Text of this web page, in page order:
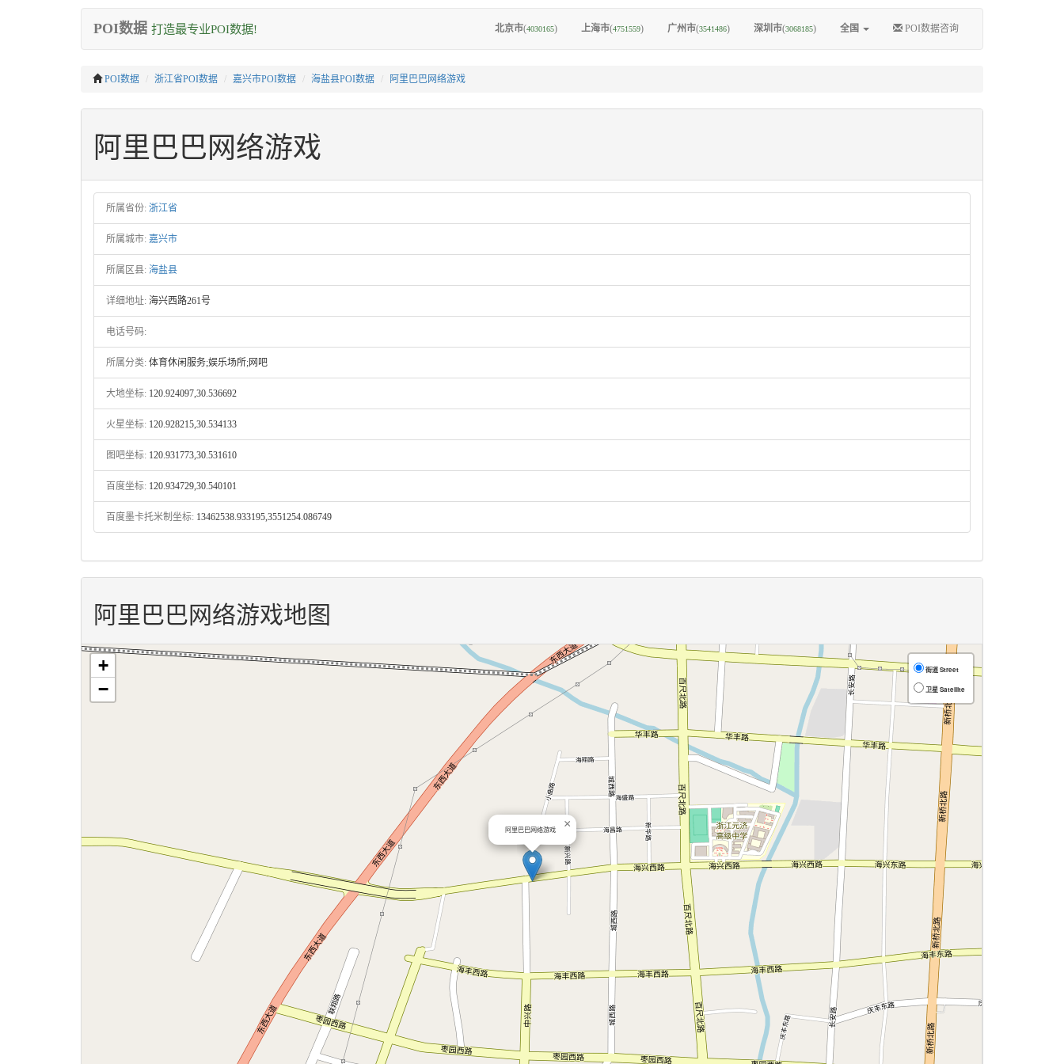
POI数据 打造最专业POI数据! 北京市(4030165) 上海市(4751559) 广州市(3541486) 深圳市(3068185) 全国 POI数据咨询
POI数据 浙江省POI数据 嘉兴市POI数据 海盐县POI数据 阿里巴巴网络游戏
阿里巴巴网络游戏
所属省份: 浙江省
所属城市: 嘉兴市
所属区县: 海盐县
详细地址: 海兴西路261号
电话号码:
所属分类: 体育休闲服务;娱乐场所;网吧
大地坐标: 120.924097,30.536692
火星坐标: 120.928215,30.534133
图吧坐标: 120.931773,30.531610
百度坐标: 120.934729,30.540101
百度墨卡托米制坐标: 13462538.933195,3551254.086749
阿里巴巴网络游戏地图
阿里巴巴网络游戏 ×
+
−
街道 Street
卫星 Satellite